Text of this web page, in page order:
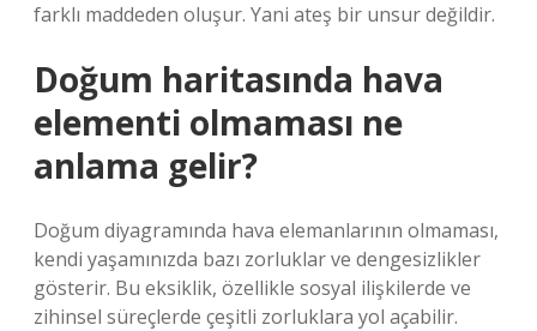
farklı maddeden oluşur. Yani ateş bir unsur değildir.
Doğum haritasında hava
elementi olmaması ne
anlama gelir?
Doğum diyagramında hava elemanlarının olmaması,
kendi yaşamınızda bazı zorluklar ve dengesizlikler
gösterir. Bu eksiklik, özellikle sosyal ilişkilerde ve
zihinsel süreçlerde çeşitli zorluklara yol açabilir.